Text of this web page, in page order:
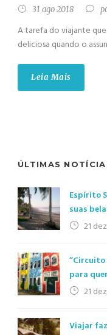
31 ago 2018
A tarefa do viajante
deliciosa quando o
Leia Mais
ÚLTIMAS
Espírito
suas
21
para
21
Viajar